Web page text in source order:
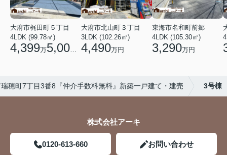
大府市梶田町５丁目
4LDK (99.78㎡)
4,399万5,000 円
大府市北山町３丁目
3LDK (102.26㎡)
4,490万円
東海市名和町前郷
4LDK (105.30㎡)
3,290万円
穂町7丁目3番8『仲介手数料無料』新築一戸建て・建売 3号棟
株式会社アーキ
0120-613-660 お問い合わせ